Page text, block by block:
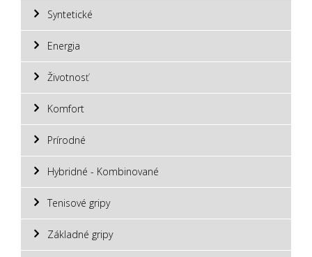
Syntetické
Energia
Životnosť
Komfort
Prírodné
Hybridné - Kombinované
Tenisové gripy
Základné gripy